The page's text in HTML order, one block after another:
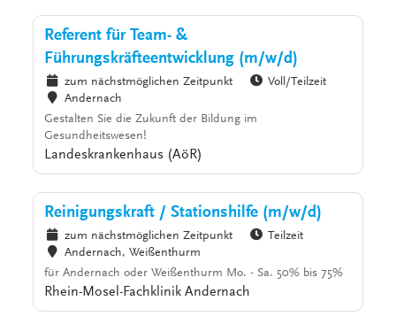
Referent für Team- &
Führungskräfteentwicklung (m/w/d)
zum nächstmöglichen Zeitpunkt
Voll/Teilzeit
Andernach
Gestalten Sie die Zukunft der Bildung im
Gesundheitswesen!
Landeskrankenhaus (AöR)
Reinigungskraft / Stationshilfe (m/w/d)
zum nächstmöglichen Zeitpunkt
Teilzeit
Andernach, Weißenthurm
für Andernach oder Weißenthurm Mo. - Sa. 50% bis 75%
Rhein-Mosel-Fachklinik Andernach